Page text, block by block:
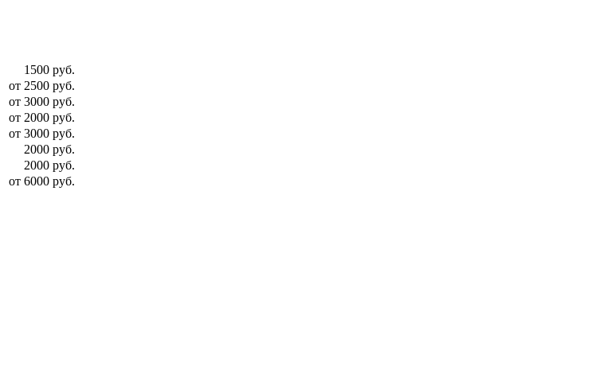
1500 руб.
от 2500 руб.
от 3000 руб.
от 2000 руб.
от 3000 руб.
2000 руб.
2000 руб.
от 6000 руб.